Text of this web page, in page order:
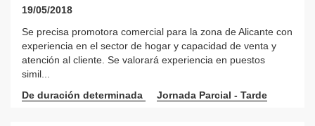
19/05/2018
Se precisa promotora comercial para la zona de Alicante con
experiencia en el sector de hogar y capacidad de venta y
atención al cliente. Se valorará experiencia en puestos
simil...
De duración determinada
Jornada Parcial - Tarde